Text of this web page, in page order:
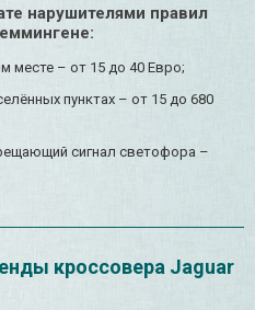
нарушителями правил
месте – от 15 до 40 Евро;
пунктах – от 15 до 680
сигнал светофора –
кроссовера Jaguar